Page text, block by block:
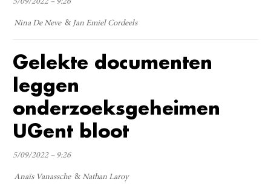
5/09/2022 – 9:26
Nina De Neve Jan Emiel Cordeels
Gelekte documenten
leggen
onderzoeksgeheimen
UGent bloot
5/09/2022 – 9:26
Anaïs Vanassche Nathan Laroy